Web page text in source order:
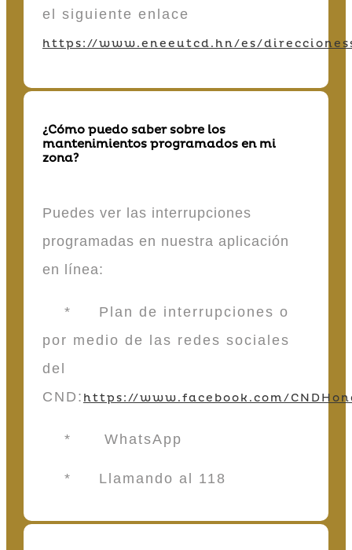
el siguiente enlace
https://www.eneeutcd.hn/es/
¿Cómo puedo saber sobre los
mantenimientos programados en mi
zona?
Puedes ver las interrupciones
programadas en nuestra aplicación
en línea:
* Plan de interrupciones o
por medio de las redes sociales
del
CND: https://www.facebook.com/
* WhatsApp
* Llamando al 118